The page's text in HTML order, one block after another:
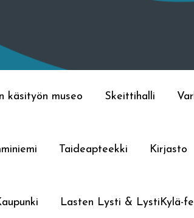
käsityön museo Skeittihalli
Taideapteekki Kirjasto
Lasten Lysti & LystiKylä-